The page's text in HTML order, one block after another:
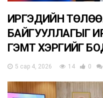
ИРГЭДИЙН
БАЙГУУЛЛАГЫГ
ГЭМТ ХЭРГИЙГ
5 сар 4, 2026 14 0